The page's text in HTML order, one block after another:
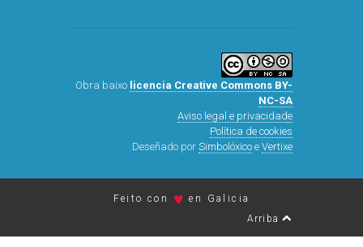
Obra baixo licencia Creative Commons BY-
NC-SA
Aviso legal e privacidade
Política de cookies
Deseñado por Simbolóxicoe Vertixe
Feito con ♥ en Galicia
Arriba